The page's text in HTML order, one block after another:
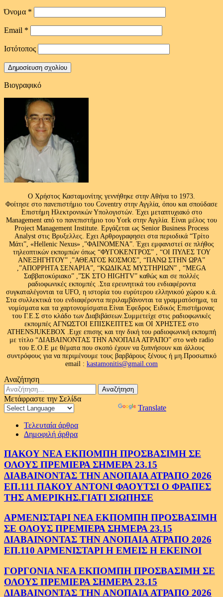
Όνομα *
Email *
Ιστότοπος
Βιογραφικό
Ο Χρήστος Κασταμονίτης γεννήθηκε στην Αθήνα το 1973.
Φοίτησε στο πανεπιστήμιο του Coventry στην Αγγλία, όπου και σπούδασε
Επιστήμη Ηλεκτρονικών Υπολογιστών. Έχει μεταπτυχιακό στο
Management από το πανεπιστήμιο του Υork στην Αγγλία. Είναι μέλος του
Project Management Institute. Εργάζεται ως Senior Business Process
Analyst στις Βρυξελλες. Εχει Αρθρογραφησει στα περιοδικά “Τρίτο
Μάτι”, «Hellenic Nexus» ,”ΦΑΙΝΟΜΕΝΑ”. Έχει εμφανιστεί σε πλήθος
τηλεοπτικών εκπομπών όπως “ΦΥΓΟΚΕΝΤΡΟΣ” , “ΟΙ ΠΥΛΕΣ ΤΟΥ
ΑΝΕΞΗΓΗΤΟΥ” ,”ΑΘΕΑΤΟΣ ΚΟΣΜΟΣ”, “ΠΑΝΩ ΣΤΗΝ ΩΡΑ”
,”ΑΠΟΡΡΗΤΑ ΣΕΝΑΡΙΑ”, “ΚΩΔΙΚΑΣ ΜΥΣΤΗΡΙΩΝ” , “MEGA
Σαββατοκύριακο” ,”ΣΚ ΣΤΟ HIGHTV” καθώς και σε πολλές
ραδιοφωνικές εκπομπές .Στα ερευνητικά του ενδιαφέροντα
συγκαταλέγονται τα UFO, η ιστορία του ευρύτερου ελληνικού χώρου κ.ά.
Στα συλλεκτικά του ενδιαφέροντα περιλαμβάνονται τα γραμματόσημα, τα
νομίσματα και τα χαρτονομίσματα.Είναι Έφεδρος Ειδικός Επιστήμονας
του Γ.Ε.Σ στο κλάδο των Διαβιβάσεων.Συμμετείχε στις ραδιοφωνικές
εκπομπές ΑΓΝΩΣΤΟΙ ΕΠΙΣΚΕΠΤΕΣ και ΟΙ ΧΡΗΣΤΕΣ στο
ATHENSJUKEBOX .Ειχε επισης και την δική του ραδιοφωνική εκπομπή
με τίτλο “ΔΙΑΒΑΙΝΟΝΤΑΣ ΤΗΝ ΑΝΟΠΑΙΑ ΑΤΡΑΠΟ” στο web radio
του Ε.Ο.Ε με θέματα που σκοπό έχουν να ξυπνήσουν και άλλους
συντρόφους για να περιμένουμε τους βαρβάρους ξένους ή μη.Προσωπικό
email : kastamonitis@gmail.com
Αναζήτηση
Αναζήτηση
για:
Μετάφραστε την Σελίδα
Translate
Τελευταία άρθρα
Δημοφιλή άρθρα
ΠΑΚΟΥ ΝΕΑ ΕΚΠΟΜΠΗ ΠΡΟΣΒΑΣΙΜΗ ΣΕ
ΟΛΟΥΣ ΠΡΕΜΙΕΡΑ ΣΗΜΕΡΑ 23.15
ΔΙΑΒΑΙΝΟΝΤΑΣ ΤΗΝ ΑΝΟΠΑΙΑ ΑΤΡΑΠΟ 2026
ΕΠ.111 ΠΑΚΟΥ ΑΝΤΟΝΙ ΦΑΟΥΤΣΙ Ο ΦΡΑΠΕΣ
ΤΗΣ ΑΜΕΡΙΚΗΣ.ΓΙΑΤΙ ΣΙΩΠΗΣΕ
ΑΡΜΕΝΙΣΤΑΡΙ ΝΕΑ ΕΚΠΟΜΠΗ ΠΡΟΣΒΑΣΙΜΗ
ΣΕ ΟΛΟΥΣ ΠΡΕΜΙΕΡΑ ΣΗΜΕΡΑ 23.15
ΔΙΑΒΑΙΝΟΝΤΑΣ ΤΗΝ ΑΝΟΠΑΙΑ ΑΤΡΑΠΟ 2026
ΕΠ.110 ΑΡΜΕΝΙΣΤΑΡΙ Η ΕΜΕΙΣ Η ΕΚΕΙΝΟΙ
ΓΟΡΓΟΝΙΑ ΝΕΑ ΕΚΠΟΜΠΗ ΠΡΟΣΒΑΣΙΜΗ ΣΕ
ΟΛΟΥΣ ΠΡΕΜΙΕΡΑ ΣΗΜΕΡΑ 23.15
ΔΙΑΒΑΙΝΟΝΤΑΣ ΤΗΝ ΑΝΟΠΑΙΑ ΑΤΡΑΠΟ 2026